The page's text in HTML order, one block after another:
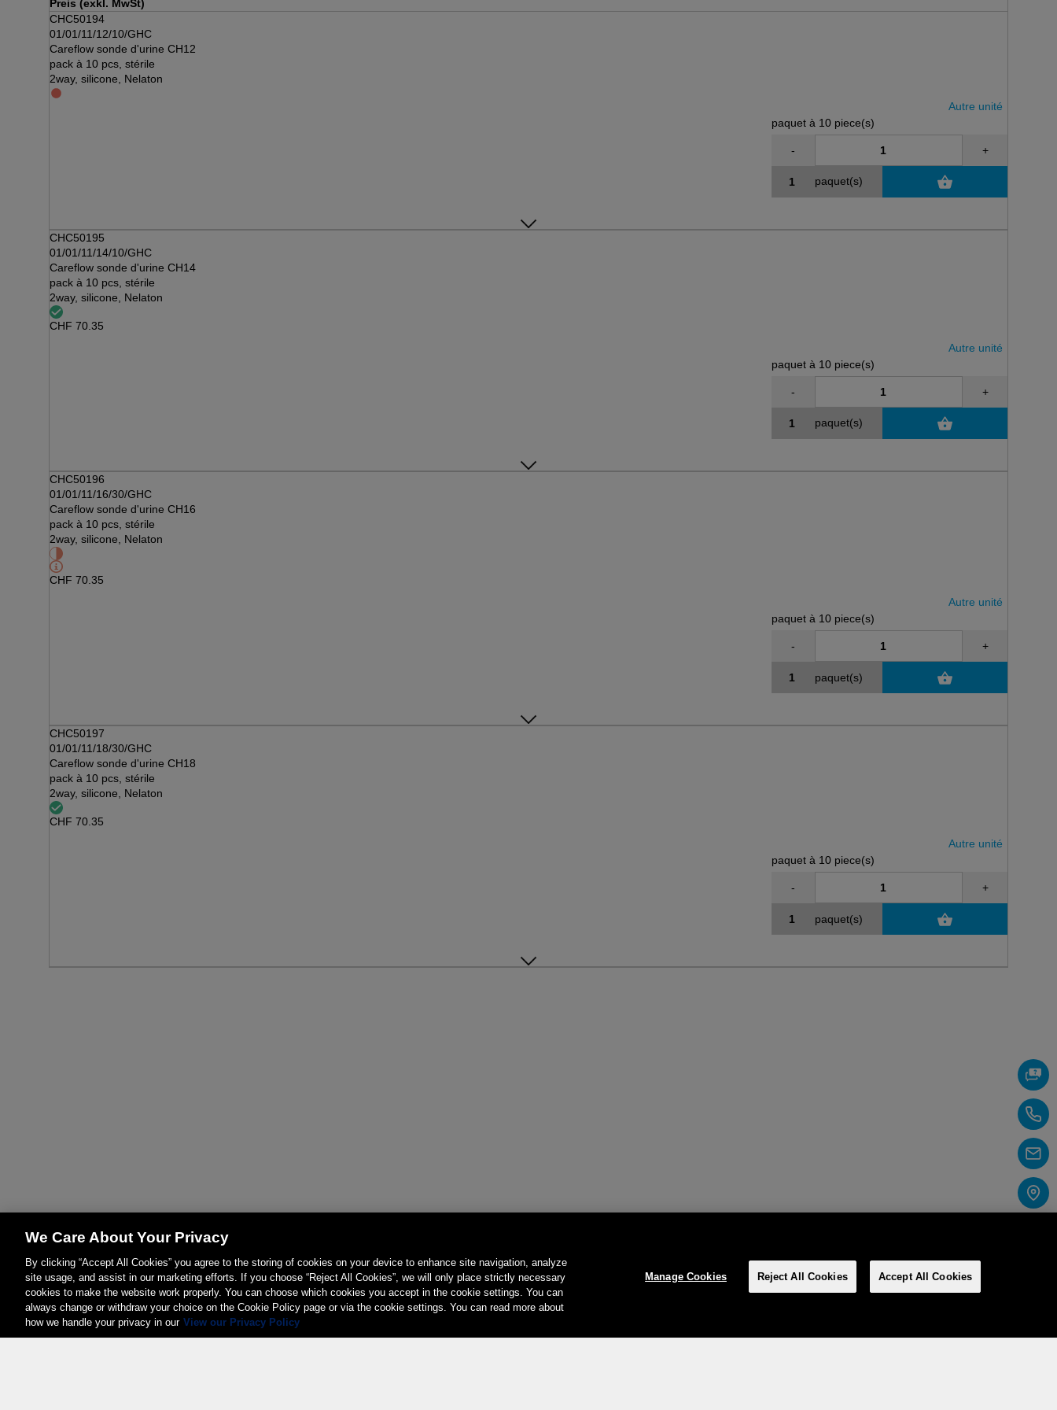
Preis (exkl. MwSt)
CHC50194
01/01/11/12/10/GHC
Careflow sonde d'urine CH12
pack à 10 pcs, stérile
2way, silicone, Nelaton
Autre unité
paquet à 10 piece(s)
- +
paquet(s)
CHC50195
01/01/11/14/10/GHC
Careflow sonde d'urine CH14
pack à 10 pcs, stérile
2way, silicone, Nelaton
CHF 70.35
Autre unité
paquet à 10 piece(s)
- +
paquet(s)
CHC50196
01/01/11/16/30/GHC
Careflow sonde d'urine CH16
pack à 10 pcs, stérile
2way, silicone, Nelaton
CHF 70.35
Autre unité
paquet à 10 piece(s)
- +
paquet(s)
CHC50197
01/01/11/18/30/GHC
Careflow sonde d'urine CH18
pack à 10 pcs, stérile
2way, silicone, Nelaton
CHF 70.35
Autre unité
paquet à 10 piece(s)
- +
paquet(s)
We Care About Your Privacy
By clicking “Accept All Cookies” you agree to the storing of cookies on your device to enhance site navigation, analyze
site usage, and assist in our marketing efforts. If you choose “Reject All Cookies”, we will only place strictly necessary
cookies to make the website work properly. You can choose which cookies you accept in the cookie settings. You can
always change or withdraw your choice on the Cookie Policy page or via the cookie settings. You can read more about
how we handle your privacy in our View our Privacy Policy
Manage Cookies Reject All Cookies Accept All Cookies